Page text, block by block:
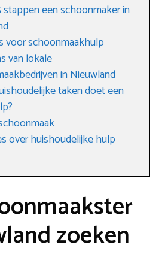
stappen een schoonmaker in
voor schoonmaakhulp
van lokale
in Nieuwland
taken doet een
over huishoudelijke hulp
zoeken